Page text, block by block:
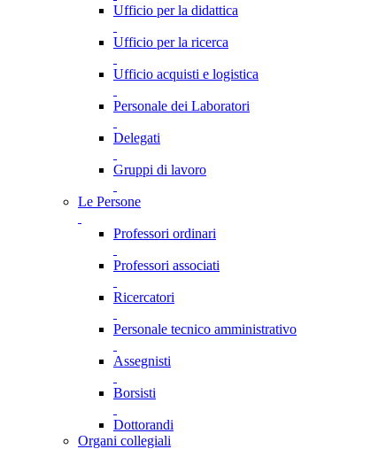
Ufficio per la didattica
Ufficio per la ricerca
Ufficio acquisti e logistica
Personale dei Laboratori
Delegati
Gruppi di lavoro
Le Persone
Professori ordinari
Professori associati
Ricercatori
Personale tecnico amministrativo
Assegnisti
Borsisti
Dottorandi
Organi collegiali